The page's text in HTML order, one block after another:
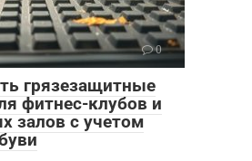
0
грязезащитные
фитнес-клубов и
залов с учетом